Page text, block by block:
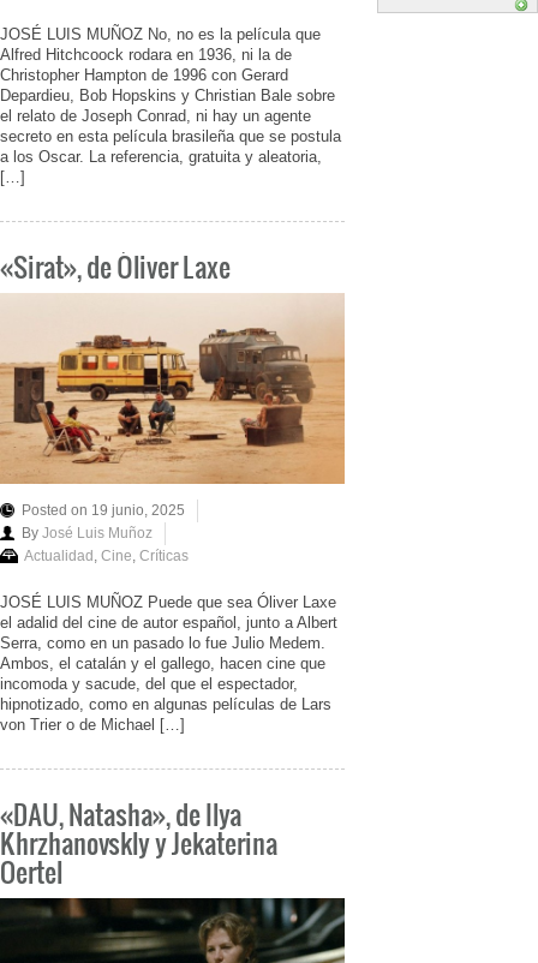
JOSÉ LUIS MUÑOZ No, no es la película que
Alfred Hitchcoock rodara en 1936, ni la de
Christopher Hampton de 1996 con Gerard
Depardieu, Bob Hopskins y Christian Bale sobre
el relato de Joseph Conrad, ni hay un agente
secreto en esta película brasileña que se postula
a los Oscar. La referencia, gratuita y aleatoria,
[…]
«Sirat», de Óliver Laxe
Posted on 19 junio, 2025
By José Luis Muñoz
Actualidad , Cine, Críticas
JOSÉ LUIS MUÑOZ Puede que sea Óliver Laxe
el adalid del cine de autor español, junto a Albert
Serra, como en un pasado lo fue Julio Medem.
Ambos, el catalán y el gallego, hacen cine que
incomoda y sacude, del que el espectador,
hipnotizado, como en algunas películas de Lars
von Trier o de Michael […]
«DAU, Natasha», de Ilya
Khrzhanovskly y Jekaterina
Oertel